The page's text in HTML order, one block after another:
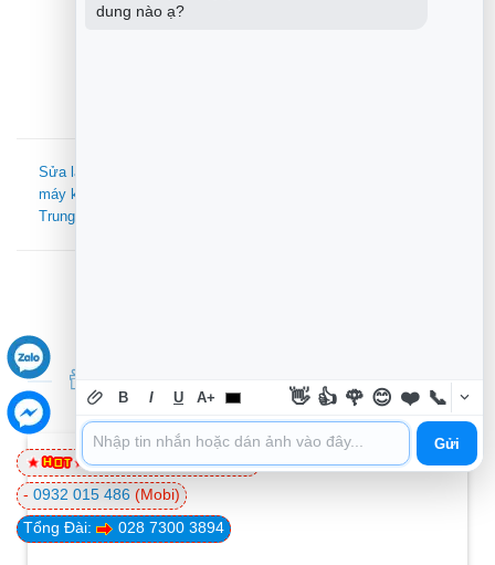
"Bắt đúng bệnh - Trị dứt điểm". - Mục
Sửa laptop Xã Hưng Long
máy không lên hình –
Trung tâm hỗ trợ gần đây
TIN TỨC THỦ THUẬT MỚI NHẤT
Tổng Đài: 028 7300 3894
- 0932 015 486 (Mobi)
0981 81 32 72(Viettel)
dung nào ạ?
B I U A+ 👋 👍 🌹 😊 ❤️ 📞
Gửi